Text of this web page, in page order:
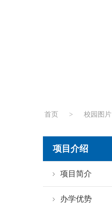
首页 > 校园图片
项目介绍
项目简介
办学优势